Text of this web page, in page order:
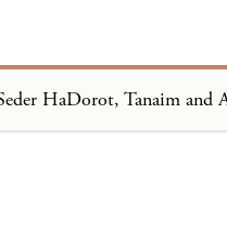
HaDorot, Tanaim and